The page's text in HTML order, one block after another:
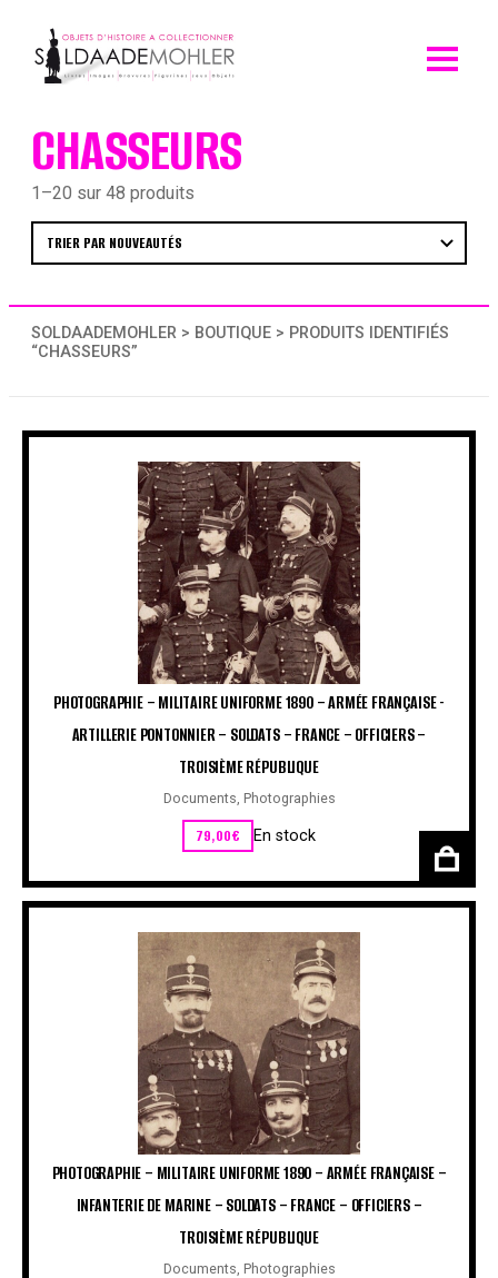
content
CHASSEURS
1–20 sur 48 produits
SOLDAADEMOHLER > BOUTIQUE > PRODUITS IDENTIFIÉS
“CHASSEURS”
PHOTOGRAPHIE – MILITAIRE UNIFORME 1890 – ARMÉE FRANÇAISE -
ARTILLERIE PONTONNIER – SOLDATS – FRANCE – OFFICIERS –
TROISIÈME RÉPUBLIQUE
Documents, Photographies
79,00€ En stock
PHOTOGRAPHIE – MILITAIRE UNIFORME 1890 – ARMÉE FRANÇAISE –
INFANTERIE DE MARINE – SOLDATS – FRANCE – OFFICIERS –
TROISIÈME RÉPUBLIQUE
Documents, Photographies